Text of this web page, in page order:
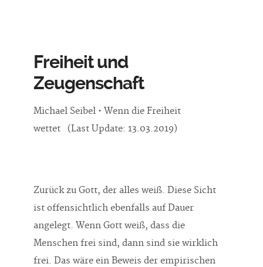
Freiheit und
Zeugenschaft
Michael Seibel • Wenn die Freiheit
wettet (Last Update: 13.03.2019)
Zurück zu Gott, der alles weiß. Diese Sicht
ist offensichtlich ebenfalls auf Dauer
angelegt. Wenn Gott weiß, dass die
Menschen frei sind, dann sind sie wirklich
frei. Das wäre ein Beweis der empirischen